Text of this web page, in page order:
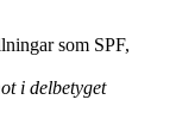
som SPF,
i delbetyget